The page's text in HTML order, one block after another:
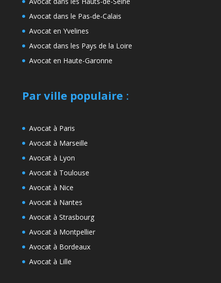
Avocat dans le Pas-de-Calais
Avocat en Yvelines
Avocat dans les Pays de la Loire
Avocat en Haute-Garonne
Par ville populaire:
Avocat à Paris
Avocat à Marseille
Avocat à Lyon
Avocat à Toulouse
Avocat à Nice
Avocat à Nantes
Avocat à Strasbourg
Avocat à Montpellier
Avocat à Bordeaux
Avocat à Lille